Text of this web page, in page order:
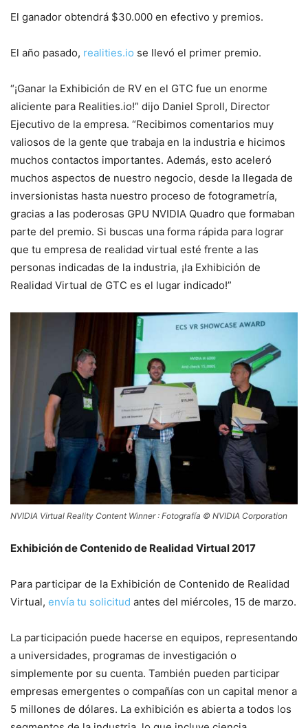
El ganador obtendrá $30.000 en efectivo y premios.
El año pasado, realities.io se llevó el primer premio.
“¡Ganar la Exhibición de RV en el GTC fue un enorme
aliciente para Realities.io!” dijo Daniel Sproll, Director
Ejecutivo de la empresa. “Recibimos comentarios muy
valiosos de la gente que trabaja en la industria e hicimos
muchos contactos importantes. Además, esto aceleró
muchos aspectos de nuestro negocio, desde la llegada de
inversionistas hasta nuestro proceso de fotogrametría,
gracias a las poderosas GPU NVIDIA Quadro que formaban
parte del premio. Si buscas una forma rápida para lograr
que tu empresa de realidad virtual esté frente a las
personas indicadas de la industria, ¡la Exhibición de
Realidad Virtual de GTC es el lugar indicado!”
NVIDIA Virtual Reality Content Winner : Fotografía © NVIDIA Corporation
Exhibición de Contenido de Realidad Virtual 2017
Para participar de la Exhibición de Contenido de Realidad
Virtual, envía tu solicitud antes del miércoles, 15 de marzo.
La participación puede hacerse en equipos, representando
a universidades, programas de investigación o
simplemente por su cuenta. También pueden participar
empresas emergentes o compañías con un capital menor a
5 millones de dólares. La exhibición es abierta a todos los